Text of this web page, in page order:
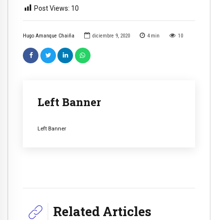
Hugo Amanque Chaiña diciembre 9, 2020 4 min 10
Left Banner
Left Banner
Post Views: 10
Related Articles